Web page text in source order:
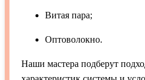
Витая пара;
Оптоволокно.
Наши мастера подберут